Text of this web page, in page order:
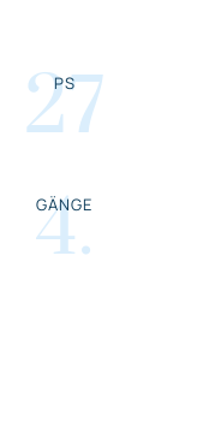
27
PS
4.
GÄNGE